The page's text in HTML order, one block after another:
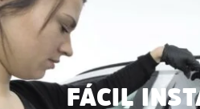
FÁCIL